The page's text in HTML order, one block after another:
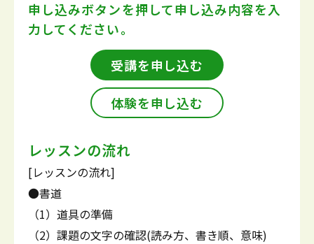
申し込みボタンを押して申し込み内容を入
力してください。
受講を申し込む
体験を申し込む
レッスンの流れ
[レッスンの流れ]
●書道
（1）道具の準備
（2）課題の文字の確認(読み方、書き順、意味)